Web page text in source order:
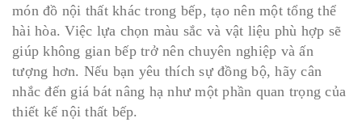
món đồ nội thất khác trong bếp, tạo nên một tổng thể
hài hòa. Việc lựa chọn màu sắc và vật liệu phù hợp sẽ
giúp không gian bếp trở nên chuyên nghiệp và ấn
tượng hơn. Nếu bạn yêu thích sự đồng bộ, hãy cân
nhắc đến giá bát nâng hạ như một phần quan trọng của
thiết kế nội thất bếp.